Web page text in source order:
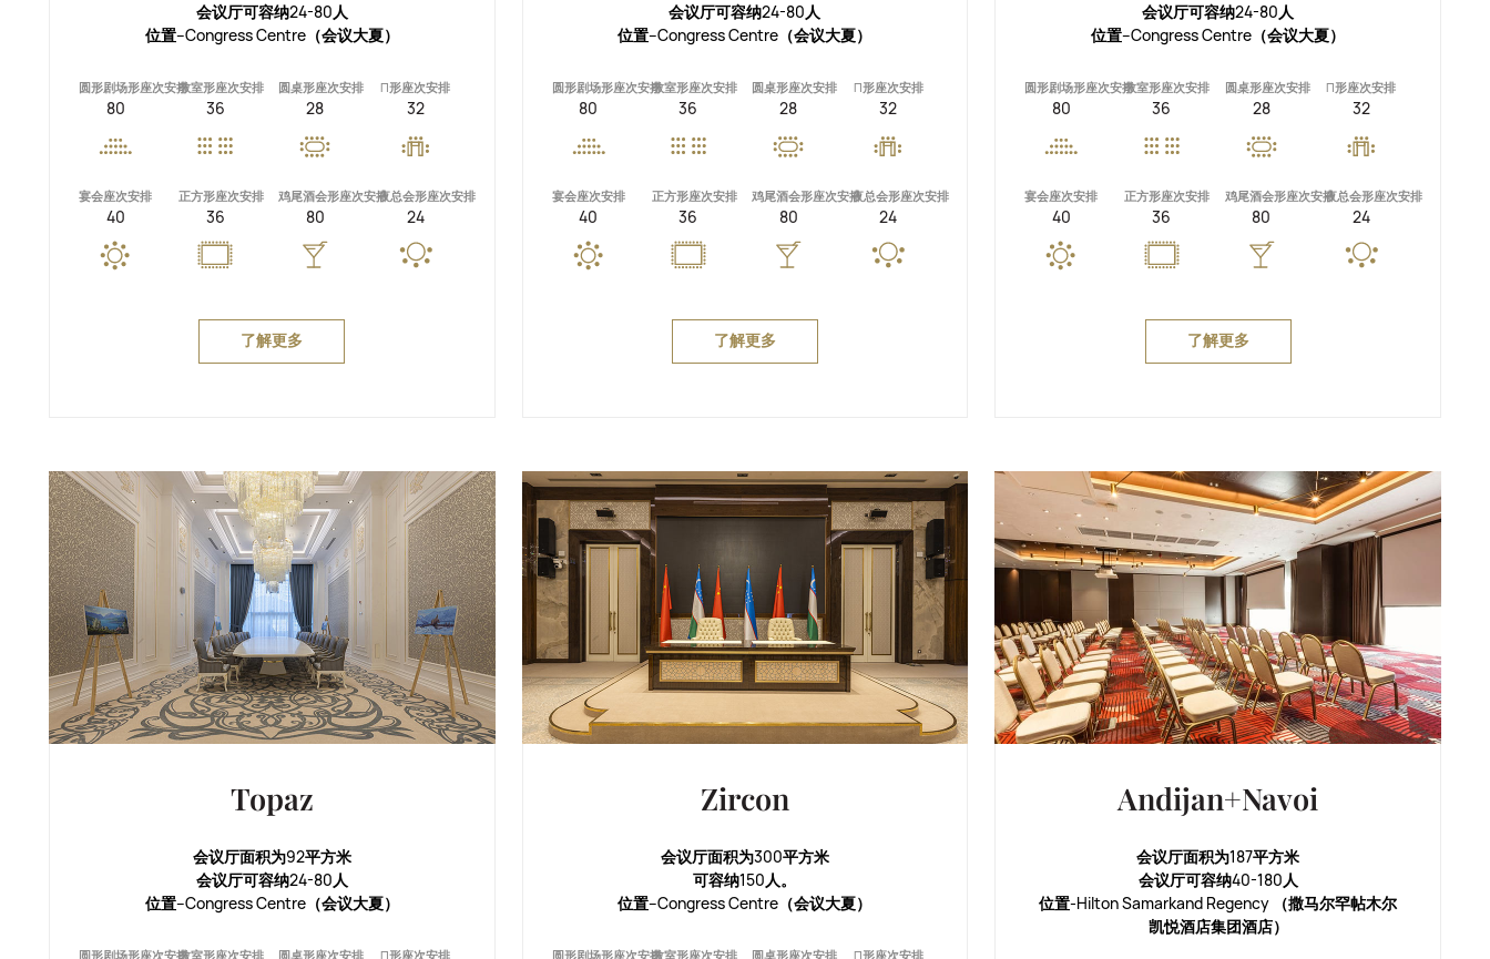
会议厅可容纳24-80人
位置--Congress Centre（会议大夏）
圆形剧场形座次安排
80
教室形座次安排
36
圆桌形座次安排
28
П形座次安排
32
宴会座次安排
40
正方形座次安排
36
鸡尾酒会形座次安排
80
夜总会形座次安排
24
了解更多
会议厅可容纳24-80人
位置--Congress Centre（会议大夏）
圆形剧场形座次安排
80
教室形座次安排
36
圆桌形座次安排
28
П形座次安排
32
宴会座次安排
40
正方形座次安排
36
鸡尾酒会形座次安排
80
夜总会形座次安排
24
了解更多
会议厅可容纳24-80人
位置--Congress Centre（会议大夏）
圆形剧场形座次安排
80
教室形座次安排
36
圆桌形座次安排
28
П形座次安排
32
宴会座次安排
40
正方形座次安排
36
鸡尾酒会形座次安排
80
夜总会形座次安排
24
了解更多
Topaz
会议厅面积为92平方米
会议厅可容纳24-80人
位置--Congress Centre（会议大夏）
圆形剧场形座次安排教室形座次安排 圆桌形座次安排 П形座次安排
Zircon
会议厅面积为300平方米
可容纳150人。
位置--Congress Centre（会议大夏）
圆形剧场形座次安排教室形座次安排 圆桌形座次安排 П形座次安排
Andijan+Navoi
会议厅面积为187平方米
会议厅可容纳40-180人
位置-Hilton Samarkand Regency （撒马尔罕帖木尔
凯悦酒店集团酒店）